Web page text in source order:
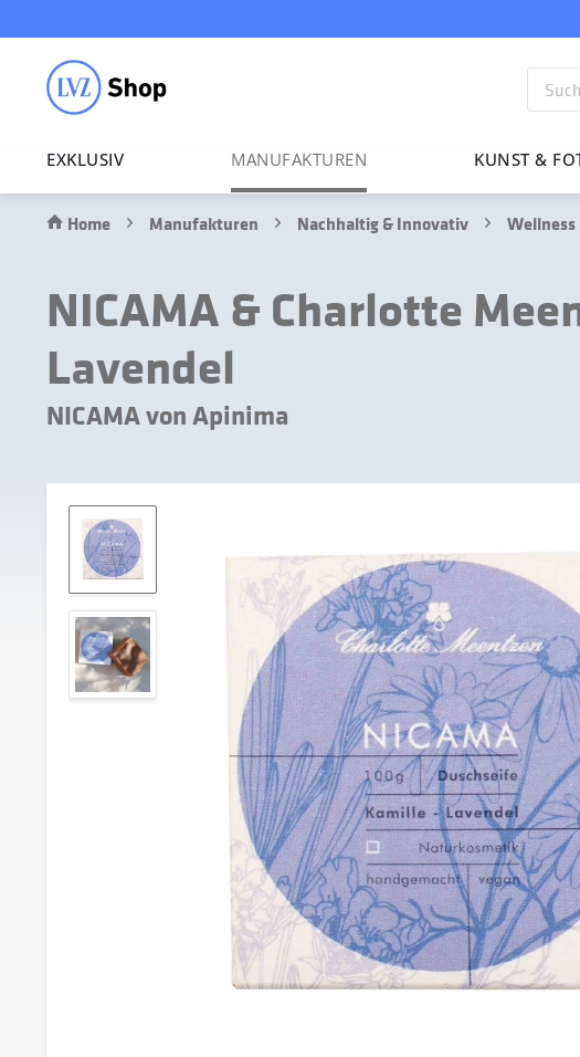
EXKLUSIV MANU­FAK­TUREN KUNST &
Home Manufakturen Nachhaltig & Innovativ Wellness
NICAMA & Charlotte
Lavendel
NICAMA von Apinima